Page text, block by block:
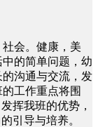
会。健康，美
的简单问题，幼
沟通与交流，发
工作重点将围
挥我班的优势，
引导与培养。